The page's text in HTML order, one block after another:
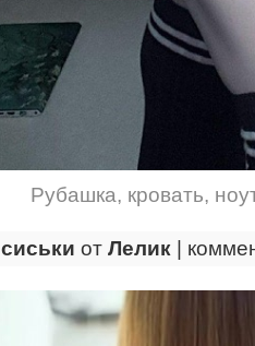
Рубашка, кровать,
сиськи от Лелик